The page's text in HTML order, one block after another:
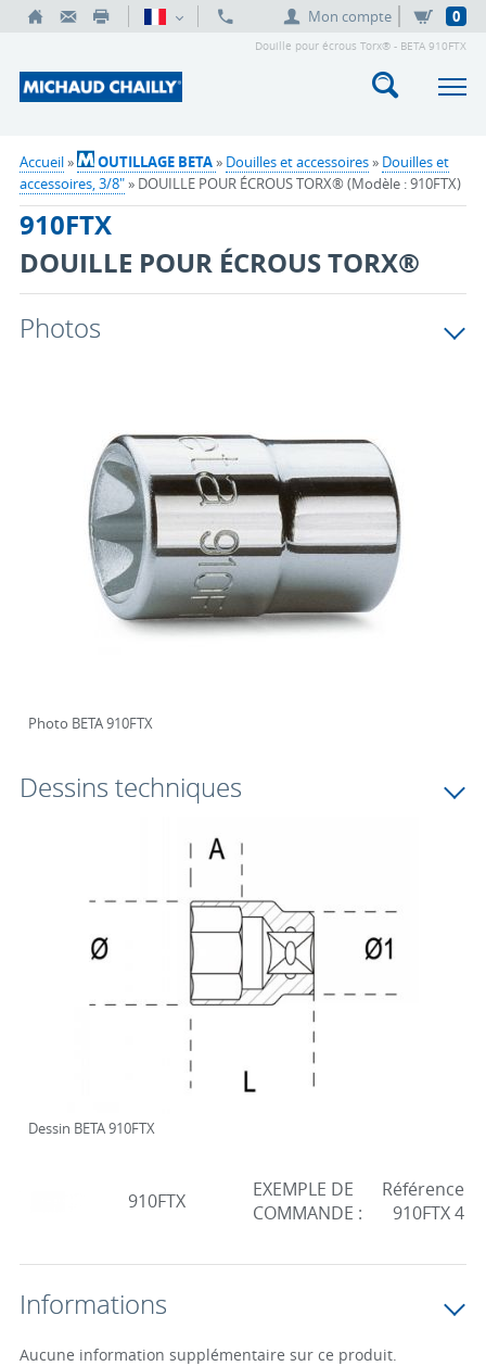
Mon compte 0
Douille pour écrous Torx® - BETA 910FTX
Accueil» OUTILLAGE BETA» Douilles et accessoires» Douilles et
accessoires, 3/8"» DOUILLE POUR ÉCROUS TORX® (Modèle : 910FTX)
910FTX
DOUILLE POUR ÉCROUS TORX®
Photos
Photo BETA 910FTX
Dessins techniques
Dessin BETA 910FTX
910FTX
EXEMPLE DE
COMMANDE :
Référence
910FTX 4
Informations
Aucune information supplémentaire sur ce produit.